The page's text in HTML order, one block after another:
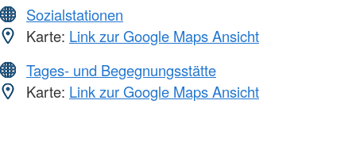
Sozialstationen
Karte: Link zur Google Maps Ansicht
Tages- und Begegnungsstätte
Karte: Link zur Google Maps Ansicht